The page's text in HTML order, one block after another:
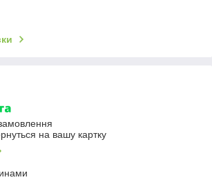
на вашу картку